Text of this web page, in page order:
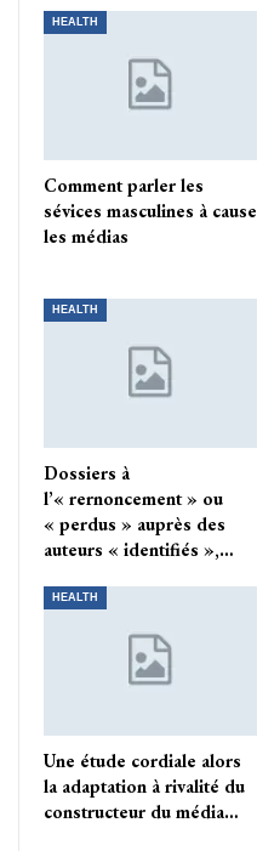
HEALTH
Comment parler les
sévices masculines à cause
les médias
HEALTH
Dossiers à
l’« rernoncement » ou
« perdus » auprès des
auteurs « identifiés »,…
HEALTH
Une étude cordiale alors
la adaptation à rivalité du
constructeur du média…